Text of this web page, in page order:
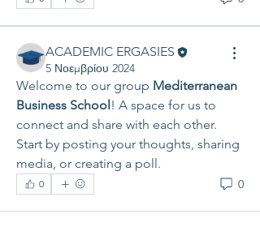
ACADEMIC ERGASIES
5 Νοεμβρίου 2024
Welcome to our group Mediterranean
Business School ! A space for us to
connect and share with each other.
Start by posting your thoughts, sharing
media, or creating a poll.
0 0